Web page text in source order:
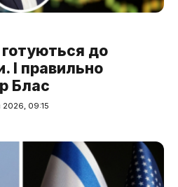
готуються до
І правильно
Блас
2026, 09:15